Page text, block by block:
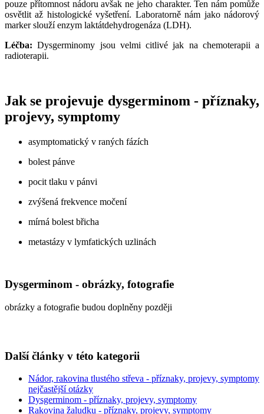
pouze přítomnost nádoru avšak ne jeho charakter. Ten nám pomůže
osvětlit až histologické vyšetření. Laboratorně nám jako nádorový
marker slouží enzym laktátdehydrogenáza (LDH).
Léčba: Dysgerminomy jsou velmi citlivé jak na chemoterapii a
radioterapii.
Jak se projevuje dysgerminom - příznaky,
projevy, symptomy
asymptomatický v raných fázích
bolest pánve
pocit tlaku v pánvi
zvýšená frekvence močení
mírná bolest břicha
metastázy v lymfatických uzlinách
Dysgerminom - obrázky, fotografie
obrázky a fotografie budou doplněny později
Další články v této kategorii
Nádor, rakovina tlustého střeva - příznaky, projevy, symptomy
nejčastější otázky
Dysgerminom - příznaky, projevy, symptomy
Rakovina žaludku - příznaky, projevy, symptomy